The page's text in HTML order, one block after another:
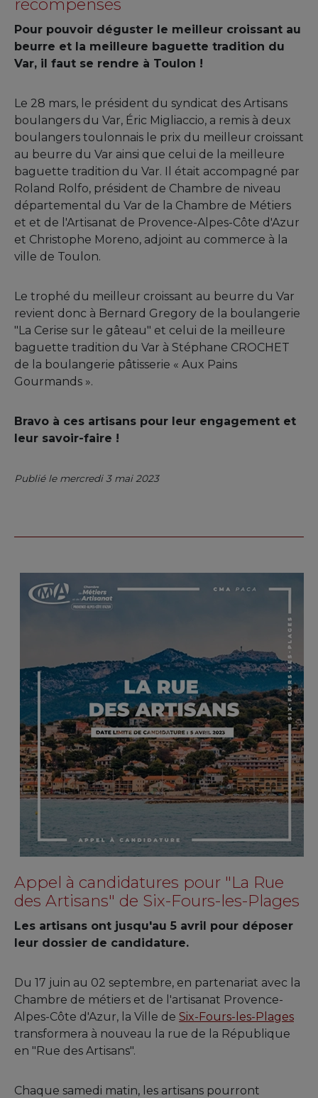
récompensés
Pour pouvoir déguster le meilleur croissant au
beurre et la meilleure baguette tradition du
Var, il faut se rendre à Toulon !
Le 28 mars, le président du syndicat des Artisans
boulangers du Var, Éric Migliaccio, a remis à deux
boulangers toulonnais le prix du meilleur croissant
au beurre du Var ainsi que celui de la meilleure
baguette tradition du Var. Il était accompagné par
Roland Rolfo, président de Chambre de niveau
départemental du Var de la Chambre de Métiers
et et de l'Artisanat de Provence-Alpes-Côte d'Azur
et Christophe Moreno, adjoint au commerce à la
ville de Toulon.
Le trophé du meilleur croissant au beurre du Var
revient donc à Bernard Gregory de la boulangerie
"La Cerise sur le gâteau" et celui de la meilleure
baguette tradition du Var à Stéphane CROCHET
de la boulangerie pâtisserie « Aux Pains
Gourmands ».
Bravo à ces artisans pour leur engagement et
leur savoir-faire !
Publié le mercredi 3 mai 2023
Appel à candidatures pour "La Rue
des Artisans" de Six-Fours-les-Plages
Les artisans ont jusqu'au 5 avril pour déposer
leur dossier de candidature.
Du 17 juin au 02 septembre, en partenariat avec la
Chambre de métiers et de l'artisanat Provence-
Alpes-Côte d'Azur, la Ville de Six-Fours-les-Plages
transformera à nouveau la rue de la République
en "Rue des Artisans".
Chaque samedi matin, les artisans pourront